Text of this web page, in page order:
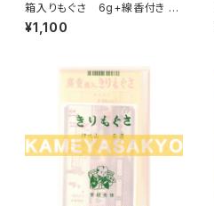
箱入りもぐさ 6g+線香付き <
ゆうパケット便利用可>
¥1,100